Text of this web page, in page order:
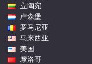
立陶宛
卢森堡
罗马尼亚
马来西亚
美国
摩洛哥